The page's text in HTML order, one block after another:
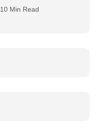
10 Min Read